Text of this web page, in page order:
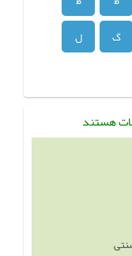
گ
ل
هستند